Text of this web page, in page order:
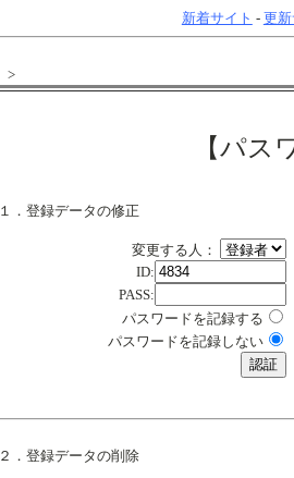
新着サイト - 更
>
【パス
１．登録データの修正
変更する人：
ID:
PASS:
パスワードを記録する
パスワードを記録しない
２．登録データの削除